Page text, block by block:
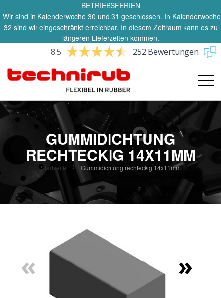
BETRIEBSFERIEN
Wir sind in Kalenderwoche 30 und 31 geschlossen. In Kalenderwoche
32 sind wir eingeschränkt erreichbar. In diesem Zeitraum kann es zu
längeren Lieferzeiten kommen.
8.5 252 Bewertungen
GUMMIDICHTUNG
RECHTECKIG 14X11MM
Startseite Gummidichtung rechteckig 14x11mm
Bildgalerie
springen
« »